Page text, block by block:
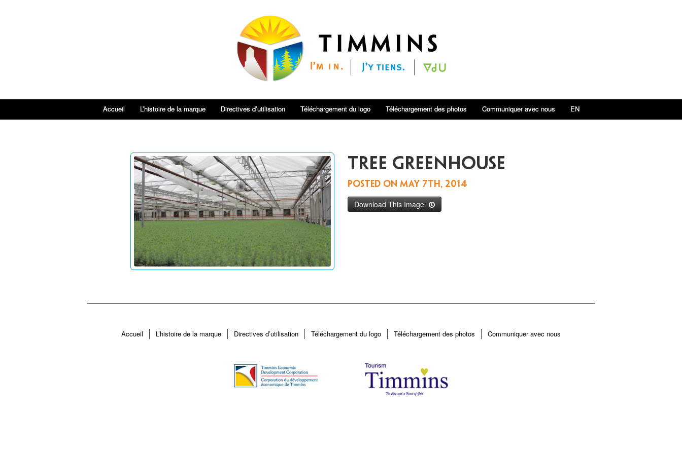
Accueil L’histoire de la marque Directives d’utilisation Téléchargement du logo Téléchargement des photos Communiquer avec nous EN
tree greenhouse
Posted on May 7th, 2014
Download This Image
Accueil L’histoire de la marque Directives d’utilisation Téléchargement du logo Téléchargement des photos Communiquer avec nous